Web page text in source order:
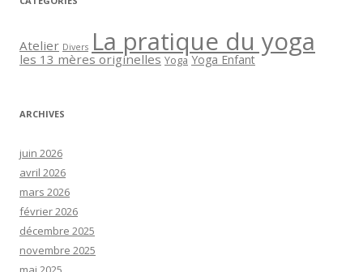
Atelier Divers La pratique du yoga
les 13 mères originelles Yoga Yoga Enfant
ARCHIVES
juin 2026
avril 2026
mars 2026
février 2026
décembre 2025
novembre 2025